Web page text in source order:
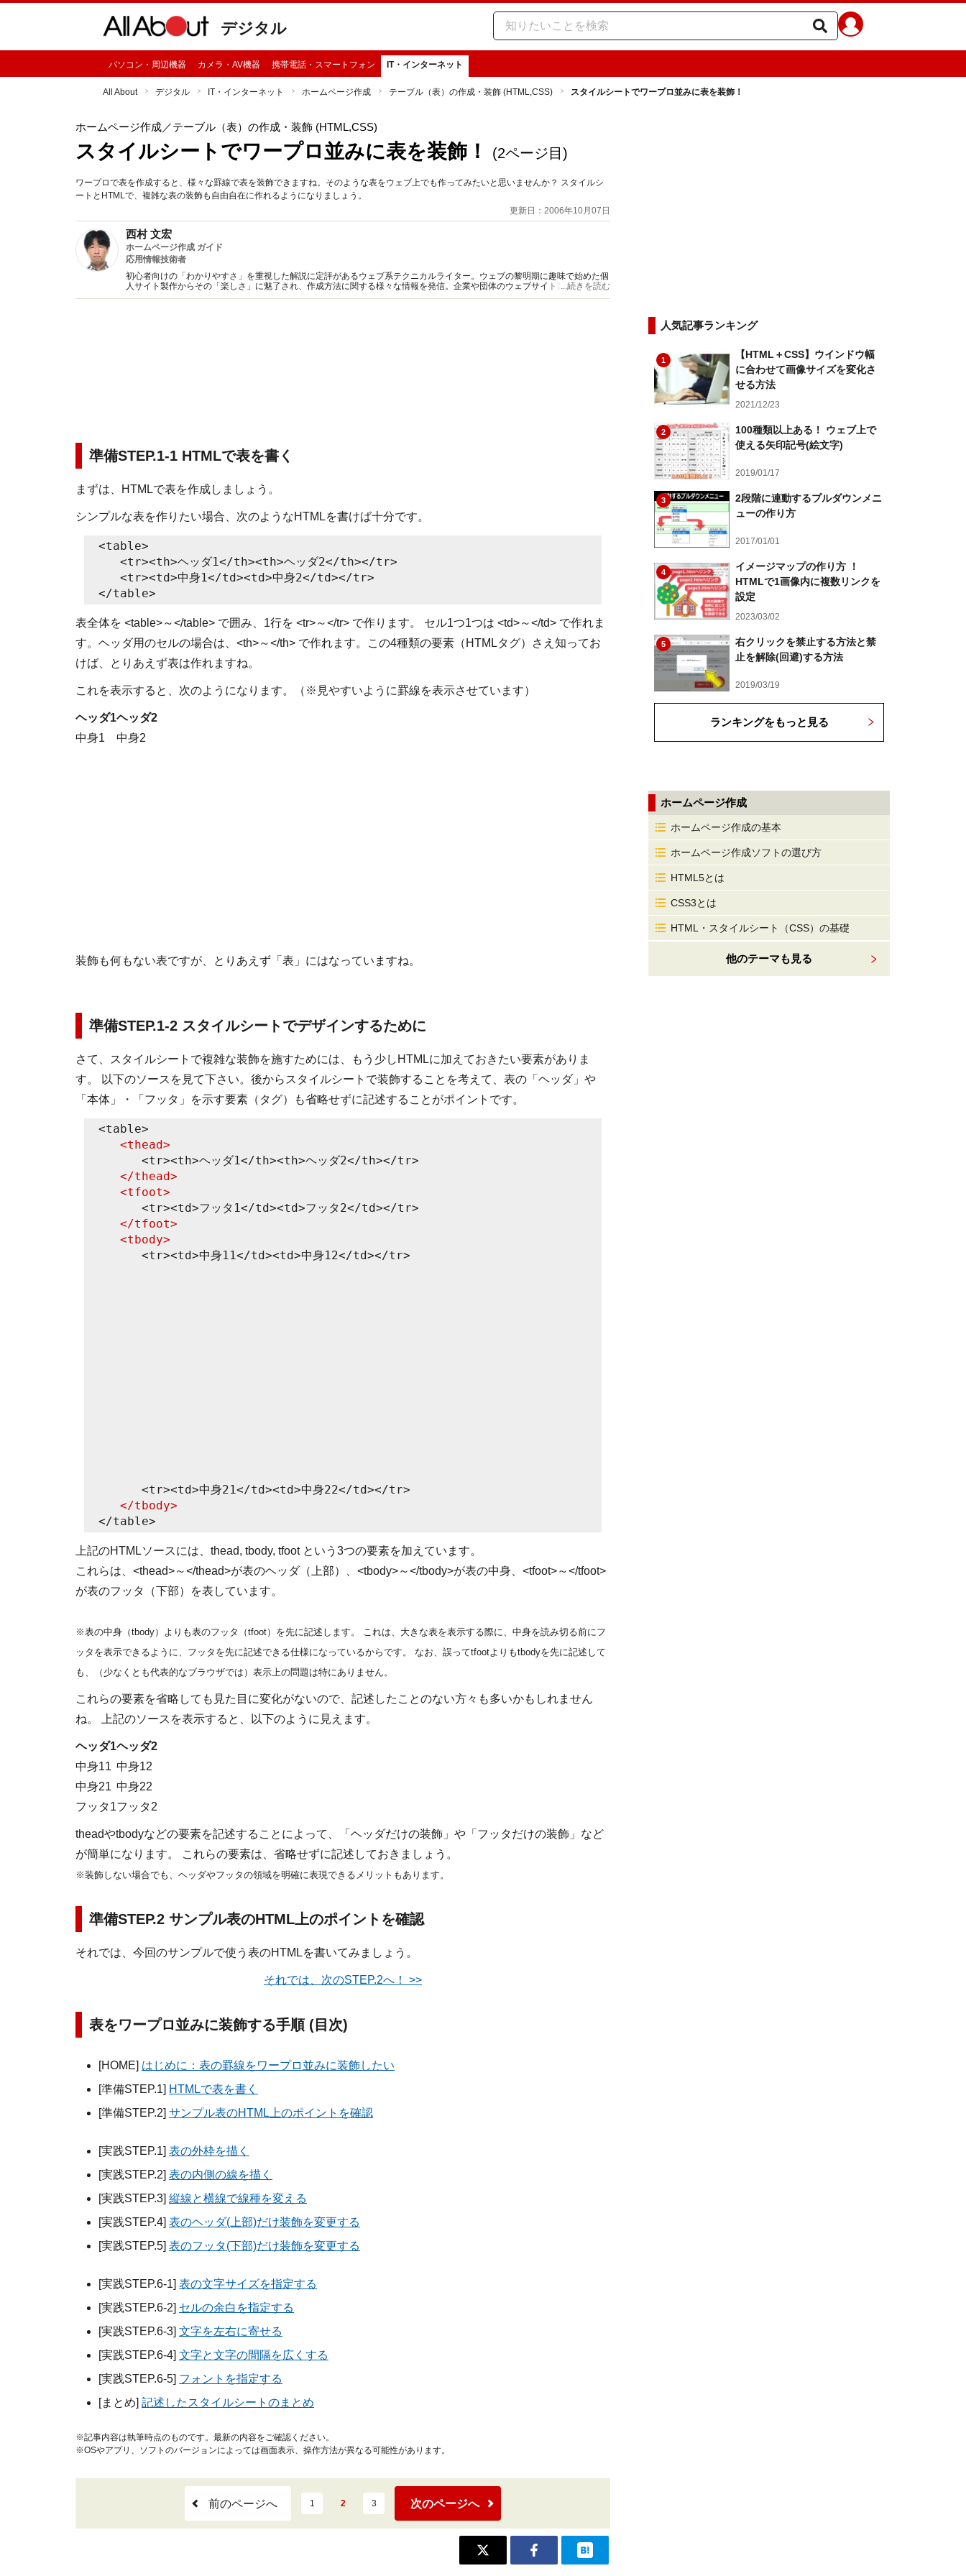
デジタル
パソコン・周辺機器 カメラ・AV機器 携帯電話・スマートフォン IT・インターネット
All About デジタル IT・インターネット ホームページ作成 テーブル（表）の作成・装飾 (HTML,CSS) スタイルシートでワープロ並みに表を装飾！
ホームページ作成／テーブル（表）の作成・装飾 (HTML,CSS)
スタイルシートでワープロ並みに表を装飾！ (2ページ目)
ワープロで表を作成すると、様々な罫線で表を装飾できますね。そのような表をウェブ上でも作ってみたいと思いませんか？ スタイルシ
ートとHTMLで、複雑な表の装飾も自由自在に作れるようになりましょう。
更新日：2006年10月07日
西村 文宏
ホームページ作成 ガイド
応用情報技術者
初心者向けの「わかりやすさ」を重視した解説に定評があるウェブ系テクニカルライター。ウェブの黎明期に趣味で始めた個
人サイト製作からその「楽しさ」に魅了され、作成方法に関する様々な情報を発信。企業や団体のウェブサイト製作・解説書
籍の執筆なども行っている。
...続きを読む
準備STEP.1-1 HTMLで表を書く
まずは、HTMLで表を作成しましょう。
シンプルな表を作りたい場合、次のようなHTMLを書けば十分です。
<table>
<tr><th>ヘッダ1</th><th>ヘッダ2</th></tr>
<tr><td>中身1</td><td>中身2</td></tr>
</table>
表全体を <table>～</table> で囲み、1行を <tr>～</tr> で作ります。 セル1つ1つは <td>～</td> で作れま
す。ヘッダ用のセルの場合は、<th>～</th> で作れます。この4種類の要素（HTMLタグ）さえ知ってお
けば、とりあえず表は作れますね。
これを表示すると、次のようになります。（※見やすいように罫線を表示させています）
ヘッダ1ヘッダ2
中身1
中身2
装飾も何もない表ですが、とりあえず「表」にはなっていますね。
準備STEP.1-2 スタイルシートでデザインするために
さて、スタイルシートで複雑な装飾を施すためには、もう少しHTMLに加えておきたい要素がありま
す。 以下のソースを見て下さい。後からスタイルシートで装飾することを考えて、表の「ヘッダ」や
「本体」・「フッタ」を示す要素（タグ）も省略せずに記述することがポイントです。
<table>
<thead>
<tr><th>ヘッダ1</th><th>ヘッダ2</th></tr>
</thead>
<tfoot>
<tr><td>フッタ1</td><td>フッタ2</td></tr>
</tfoot>
<tbody>
<tr><td>中身11</td><td>中身12</td></tr>
<tr><td>中身21</td><td>中身22</td></tr>
</tbody>
</table>
上記のHTMLソースには、thead, tbody, tfoot という3つの要素を加えています。
これらは、<thead>～</thead>が表のヘッダ（上部）、<tbody>～</tbody>が表の中身、<tfoot>～</tfoot>
が表のフッタ（下部）を表しています。
※表の中身（tbody）よりも表のフッタ（tfoot）を先に記述します。 これは、大きな表を表示する際に、中身を読み切る前にフ
ッタを表示できるように、フッタを先に記述できる仕様になっているからです。 なお、誤ってtfootよりもtbodyを先に記述して
も、（少なくとも代表的なブラウザでは）表示上の問題は特にありません。
これらの要素を省略しても見た目に変化がないので、記述したことのない方々も多いかもしれません
ね。 上記のソースを表示すると、以下のように見えます。
ヘッダ1ヘッダ2
フッタ1フッタ2
中身11 中身12
中身21 中身22
theadやtbodyなどの要素を記述することによって、「ヘッダだけの装飾」や「フッタだけの装飾」など
が簡単になります。 これらの要素は、省略せずに記述しておきましょう。
※装飾しない場合でも、ヘッダやフッタの領域を明確に表現できるメリットもあります。
準備STEP.2 サンプル表のHTML上のポイントを確認
それでは、今回のサンプルで使う表のHTMLを書いてみましょう。
それでは、次のSTEP.2へ！ >>
表をワープロ並みに装飾する手順 (目次)
[HOME] はじめに：表の罫線をワープロ並みに装飾したい
[準備STEP.1] HTMLで表を書く
[準備STEP.2] サンプル表のHTML上のポイントを確認
[実践STEP.1] 表の外枠を描く
[実践STEP.2] 表の内側の線を描く
[実践STEP.3] 縦線と横線で線種を変える
[実践STEP.4] 表のヘッダ(上部)だけ装飾を変更する
[実践STEP.5] 表のフッタ(下部)だけ装飾を変更する
[実践STEP.6-1] 表の文字サイズを指定する
[実践STEP.6-2] セルの余白を指定する
[実践STEP.6-3] 文字を左右に寄せる
[実践STEP.6-4] 文字と文字の間隔を広くする
[実践STEP.6-5] フォントを指定する
[まとめ] 記述したスタイルシートのまとめ
※記事内容は執筆時点のものです。最新の内容をご確認ください。
※OSやアプリ、ソフトのバージョンによっては画面表示、操作方法が異なる可能性があります。
前のページへ 1 2 3 次のページへ
人気記事ランキング
1
【HTML＋CSS】ウインドウ幅
に合わせて画像サイズを変化さ
せる方法
2021/12/23
2
100種類以上ある！ ウェブ上で
使える矢印記号(絵文字)
2019/01/17
3
2段階に連動するプルダウンメニ
ューの作り方
2017/01/01
4
イメージマップの作り方 ！
HTMLで1画像内に複数リンクを
設定
2023/03/02
5
右クリックを禁止する方法と禁
止を解除(回避)する方法
2019/03/19
ランキングをもっと見る
ホームページ作成
ホームページ作成の基本
ホームページ作成ソフトの選び方
HTML5とは
CSS3とは
HTML・スタイルシート（CSS）の基礎
他のテーマも見る